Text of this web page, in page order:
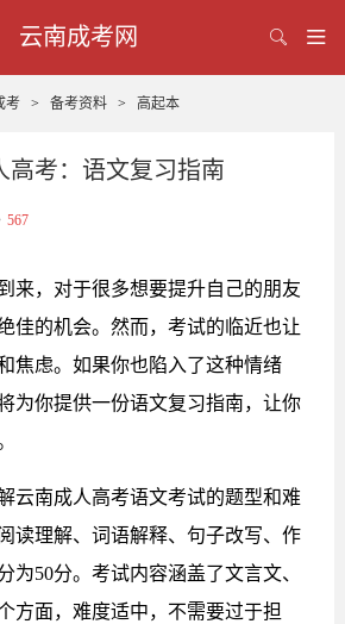
云南成考网  
考 > 备考资料 > 高起本
高考：语文复习指南
567
来，对于很多想要提升自己的朋友
佳的机会。然而，考试的临近也让
焦虑。如果你也陷入了这种情绪
为你提供一份语文复习指南，让你
云南成人高考语文考试的题型和难
读理解、词语解释、句子改写、作
为50分。考试内容涵盖了文言文、
方面，难度适中，不需要过于担